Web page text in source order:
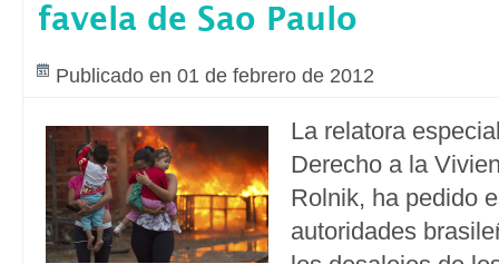
favela de Sao Paulo
Publicado en 01 de febrero de 2012
La relatora
Derecho a la
Rolnik, ha pedido
autoridades